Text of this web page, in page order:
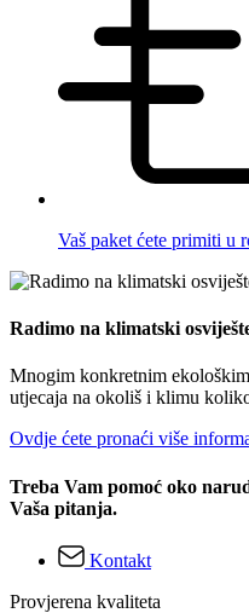
Vaš paket ćete primiti u
Radimo na klimatski
Mnogim konkretnim
utjecaja na okoliš i klimu
Ovdje ćete pronaći više
Treba Vam pomoć oko
Vaša pitanja.
Kontakt
Provjerena kvaliteta